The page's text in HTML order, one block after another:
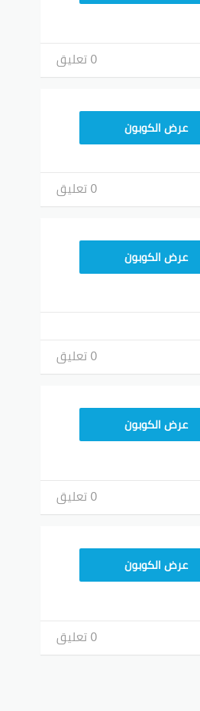
0 تعليق
عرض الكوبون
0 تعليق
عرض الكوبون
0 تعليق
عرض الكوبون
0 تعليق
عرض الكوبون
0 تعليق